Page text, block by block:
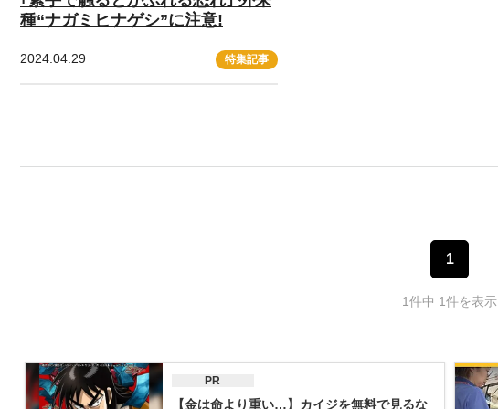
種“ナガミヒナゲシ”に注意!
2024.04.29 特集記事
1
1件中 1件を表示
PR
【金は命より重い…】カイジを無料で見るな